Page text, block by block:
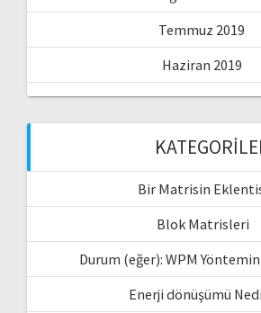
Temmuz 2019
Haziran 2019
Bir Matrisin
Blok Matrisleri
Durum (eğer): WPM
Enerji dönüşümü